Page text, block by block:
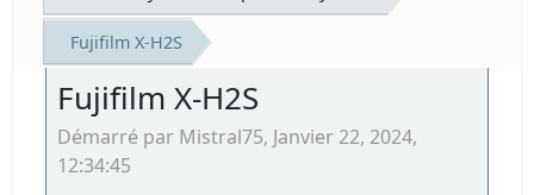
Fujifilm X-H2S
Fujifilm X-H2S
Démarré par Mistral75, Janvier 22, 2024,
12:34:45